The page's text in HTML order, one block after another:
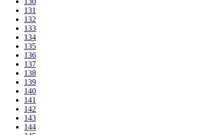
131
132
133
134
135
136
137
138
139
140
141
142
143
144